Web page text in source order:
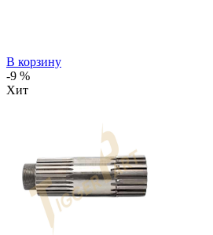
В корзину
-9 %
Хит